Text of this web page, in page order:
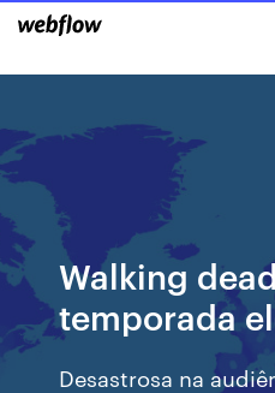
Walking
temporada
Desastrosa na